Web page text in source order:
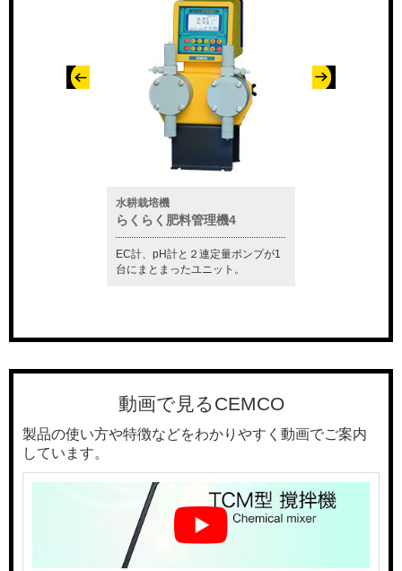
水耕栽培機
らくらく肥料管理機4
EC計、pH計と２連定量ポンプが1
台にまとまったユニット。
動画で見るCEMCO
製品の使い方や特徴などをわかりやすく動画でご案内
しています。